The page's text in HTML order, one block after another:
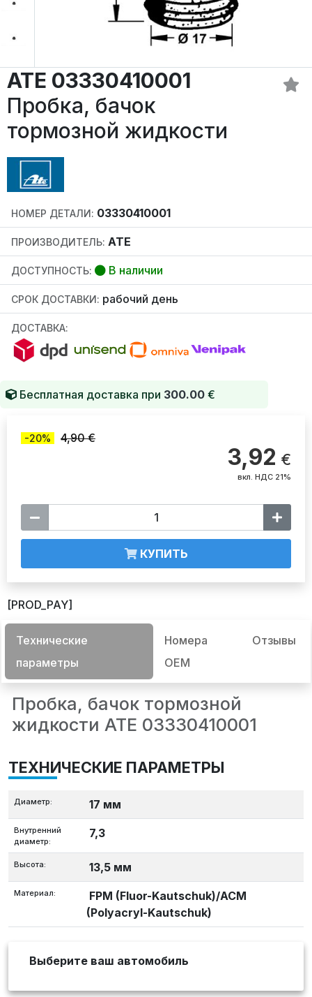
ATE 03330410001
Пробка, бачок
тормозной жидкости
НОМЕР ДЕТАЛИ: 03330410001
ПРОИЗВОДИТЕЛЬ: ATE
ДОСТУПНОСТЬ: В наличии
СРОК ДОСТАВКИ: рабочий день
ДОСТАВКА:
Бесплатная доставка при 300.00 €
-20% 4,90 €
3,92 €
вкл. НДС 21%
КУПИТЬ
[PROD_PAY]
Технические
параметры
Номера
OEM
Отзывы
Пробка, бачок тормозной
жидкости ATE 03330410001
ТЕХНИЧЕСКИЕ ПАРАМЕТРЫ
Диаметр: 17 мм
Внутренний
диаметр:
7,3
Высота: 13,5 мм
Материал:
FPM (Fluor-Kautschuk)/ACM
(Polyacryl-Kautschuk)
Выберите ваш автомобиль